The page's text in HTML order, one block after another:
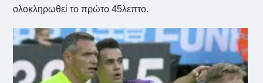
ολοκληρωθεί το πρώτο 45λεπτο.